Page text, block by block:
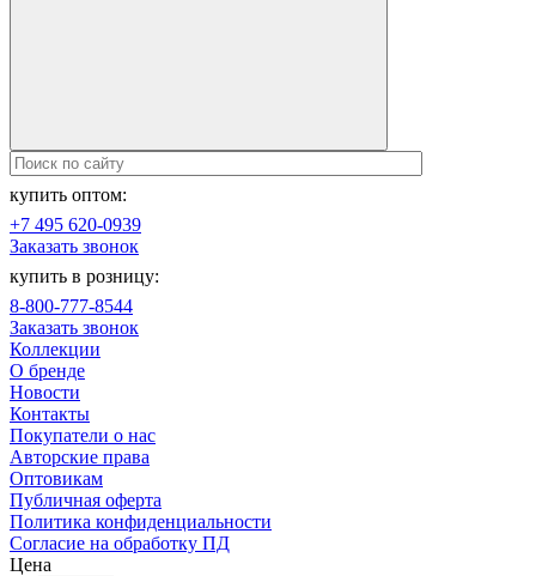
купить оптом:
+7 495 620-0939
Заказать звонок
купить в розницу:
8-800-777-8544
Заказать звонок
Коллекции
О бренде
Новости
Контакты
Покупатели о нас
Авторские права
Оптовикам
Публичная оферта
Политика конфиденциальности
Согласие на обработку ПД
Цена